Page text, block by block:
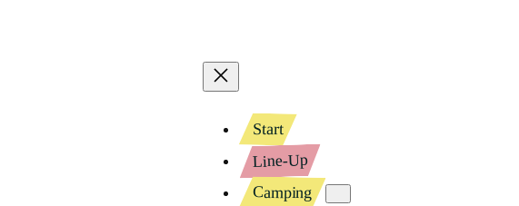
Start
Line-Up
Camping